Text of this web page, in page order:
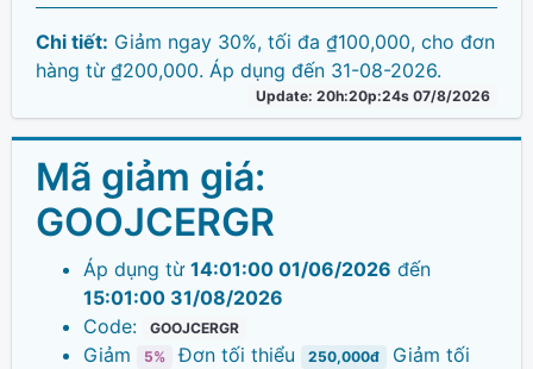
Chi tiết: Giảm ngay 30%, tối đa ₫100,000, cho đơn
hàng từ ₫200,000. Áp dụng đến 31-08-2026.
Update: 20h:20p:24s 07/8/2026
Mã giảm giá:
GOOJCERGR
Áp dụng từ 14:01:00 01/06/2026 đến
15:01:00 31/08/2026
Code:
GOOJCERGR
Giảm 5% Đơn tối thiểu 250,000đ
Giảm tối